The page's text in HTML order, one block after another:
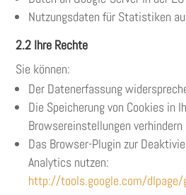
Nutzungsdaten für Statistiken
2.2 Ihre Rechte
Sie können:
Der Datenerfassung
Die Speicherung von Cookies in
Browsereinstellungen verhindern
Das Browser-Plugin zur
Analytics nutzen:
http://tools.google.com/dlpage/